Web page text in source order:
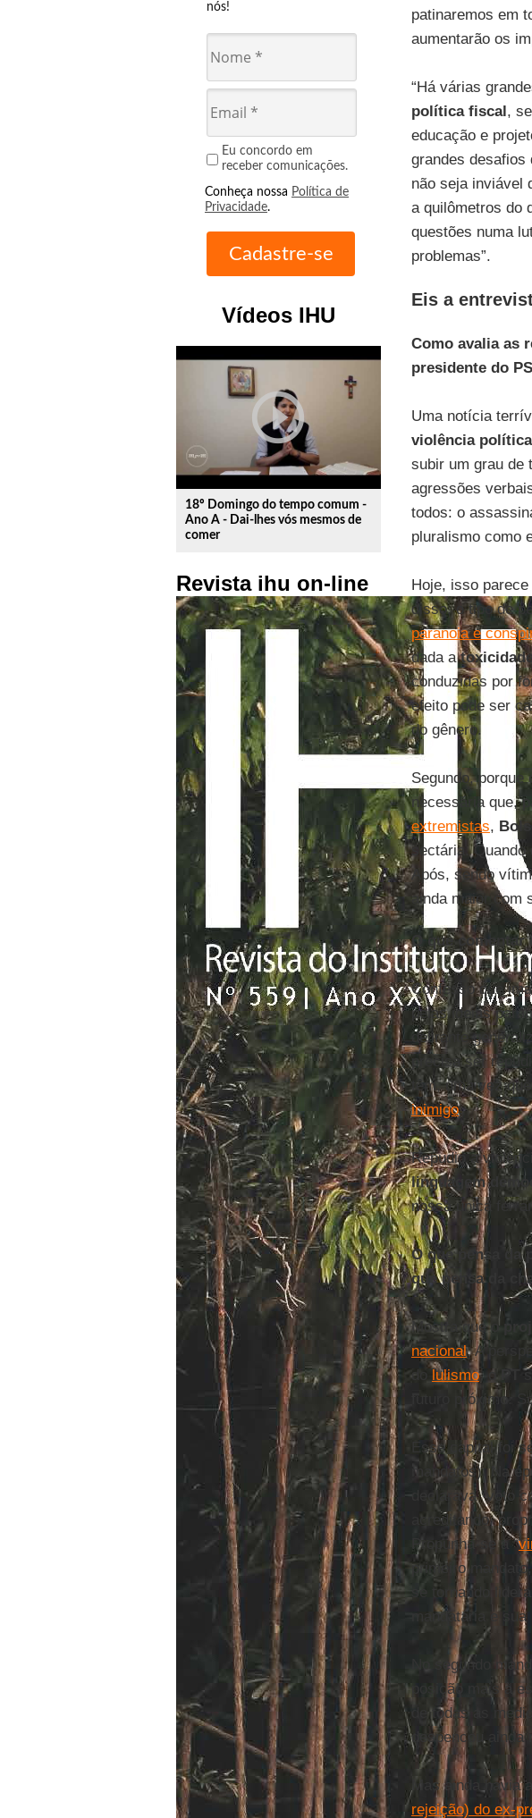
nós!
Eu concordo em
receber comunicações.
Conheça nossa Política de
Privacidade.
Vídeos IHU
play_circle_outline
18º Domingo do tempo comum -
Ano A - Dai-lhes vós mesmos de
comer
Revista ihu on-line
patinaremos em
aumentarão os
“Há várias
política fiscal,
educação e
grandes desafios
não seja inviável
a quilômetros do
questões numa
problemas”.
Eis a
Como avalia as
presidente do
Uma notícia
violência política
subir um grau de
agressões
todos: o
pluralismo como
Hoje, isso
disso, o tipo de
paranoia e
dada a
conduzidas por
efeito pode ser
do gênero.
Segundo,
necessária que,
extremistas,
sectária.
Após, sendo
ainda maior com
O que comentar
Confesso que
pelas ideias
delirante
precisa ser
têm, uma vez
inimigo.
Repudio a
linguagem
nossa única
O que pensa da
que pensa da
Mostra que o
nacional. A
do lulismo, o PT
futuro próximo.
Esse capital foi
mandatos). Na
declarava “voto
acreditando,
Propunha-se a “
primeiro
se tornando
mandatária e
No segundo
posição mais à
de todas as
despencou ainda
Mas ainda havia
rejeição) do ex-